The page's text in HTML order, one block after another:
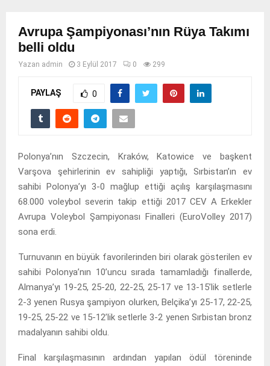
Avrupa Şampiyonası’nın Rüya Takımı
belli oldu
Yazan admin 3 Eylül 2017 0 299
PAYLAŞ 0
Polonya’nın Szczecin, Kraków, Katowice ve başkent
Varşova şehirlerinin ev sahipliği yaptığı, Sırbistan’ın ev
sahibi Polonya’yı 3-0 mağlup ettiği açılış karşılaşmasını
68.000 voleybol severin takip ettiği 2017 CEV A Erkekler
Avrupa Voleybol Şampiyonası Finalleri (EuroVolley 2017)
sona erdi.
Turnuvanın en büyük favorilerinden biri olarak gösterilen ev
sahibi Polonya’nın 10’uncu sırada tamamladığı finallerde,
Almanya’yı 19-25, 25-20, 22-25, 25-17 ve 13-15’lik setlerle
2-3 yenen Rusya şampiyon olurken, Belçika’yı 25-17, 22-25,
19-25, 25-22 ve 15-12’lik setlerle 3-2 yenen Sırbistan bronz
madalyanın sahibi oldu.
Final karşılaşmasının ardından yapılan ödül töreninde